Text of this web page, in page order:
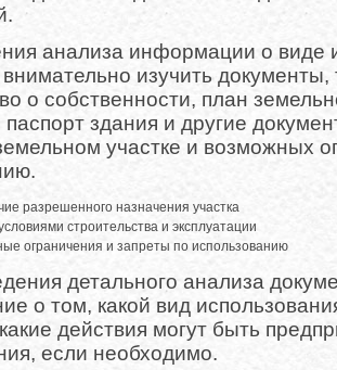
анализа информации о виде
изучить документы,
о собственности, план
паспорт здания и другие
участке и возможных
разрешенного назначения участка
строительства и эксплуатации
ограничения и запреты по использованию
детального анализа
о том, какой вид
действия могут быть
если необходимо.